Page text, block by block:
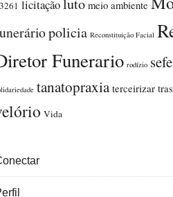
licitaçãoluto meio ambiente
policia Reconstituição Facial
Funerario rodízio
tanatopraxia terceirizar
Vida